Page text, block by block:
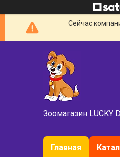
Сейчас
Зоомагазин LUCKY
Главная